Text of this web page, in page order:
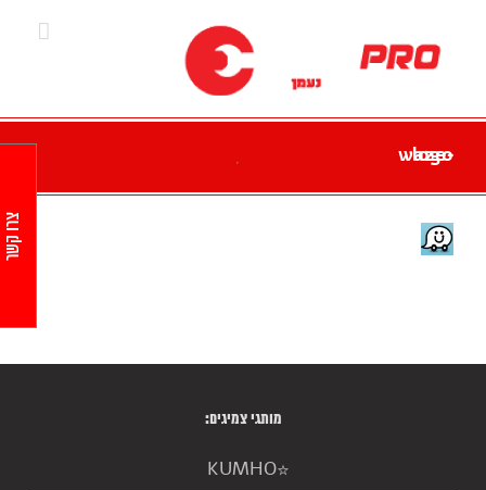
content
waze-logo
מותגי צמיגים:
KUMHO
צרו קשר